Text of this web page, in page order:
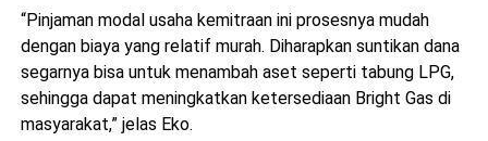
“Pinjaman modal usaha kemitraan ini prosesnya mudah
dengan biaya yang relatif murah. Diharapkan suntikan dana
segarnya bisa untuk menambah aset seperti tabung LPG,
sehingga dapat meningkatkan ketersediaan Bright Gas di
masyarakat,” jelas Eko.